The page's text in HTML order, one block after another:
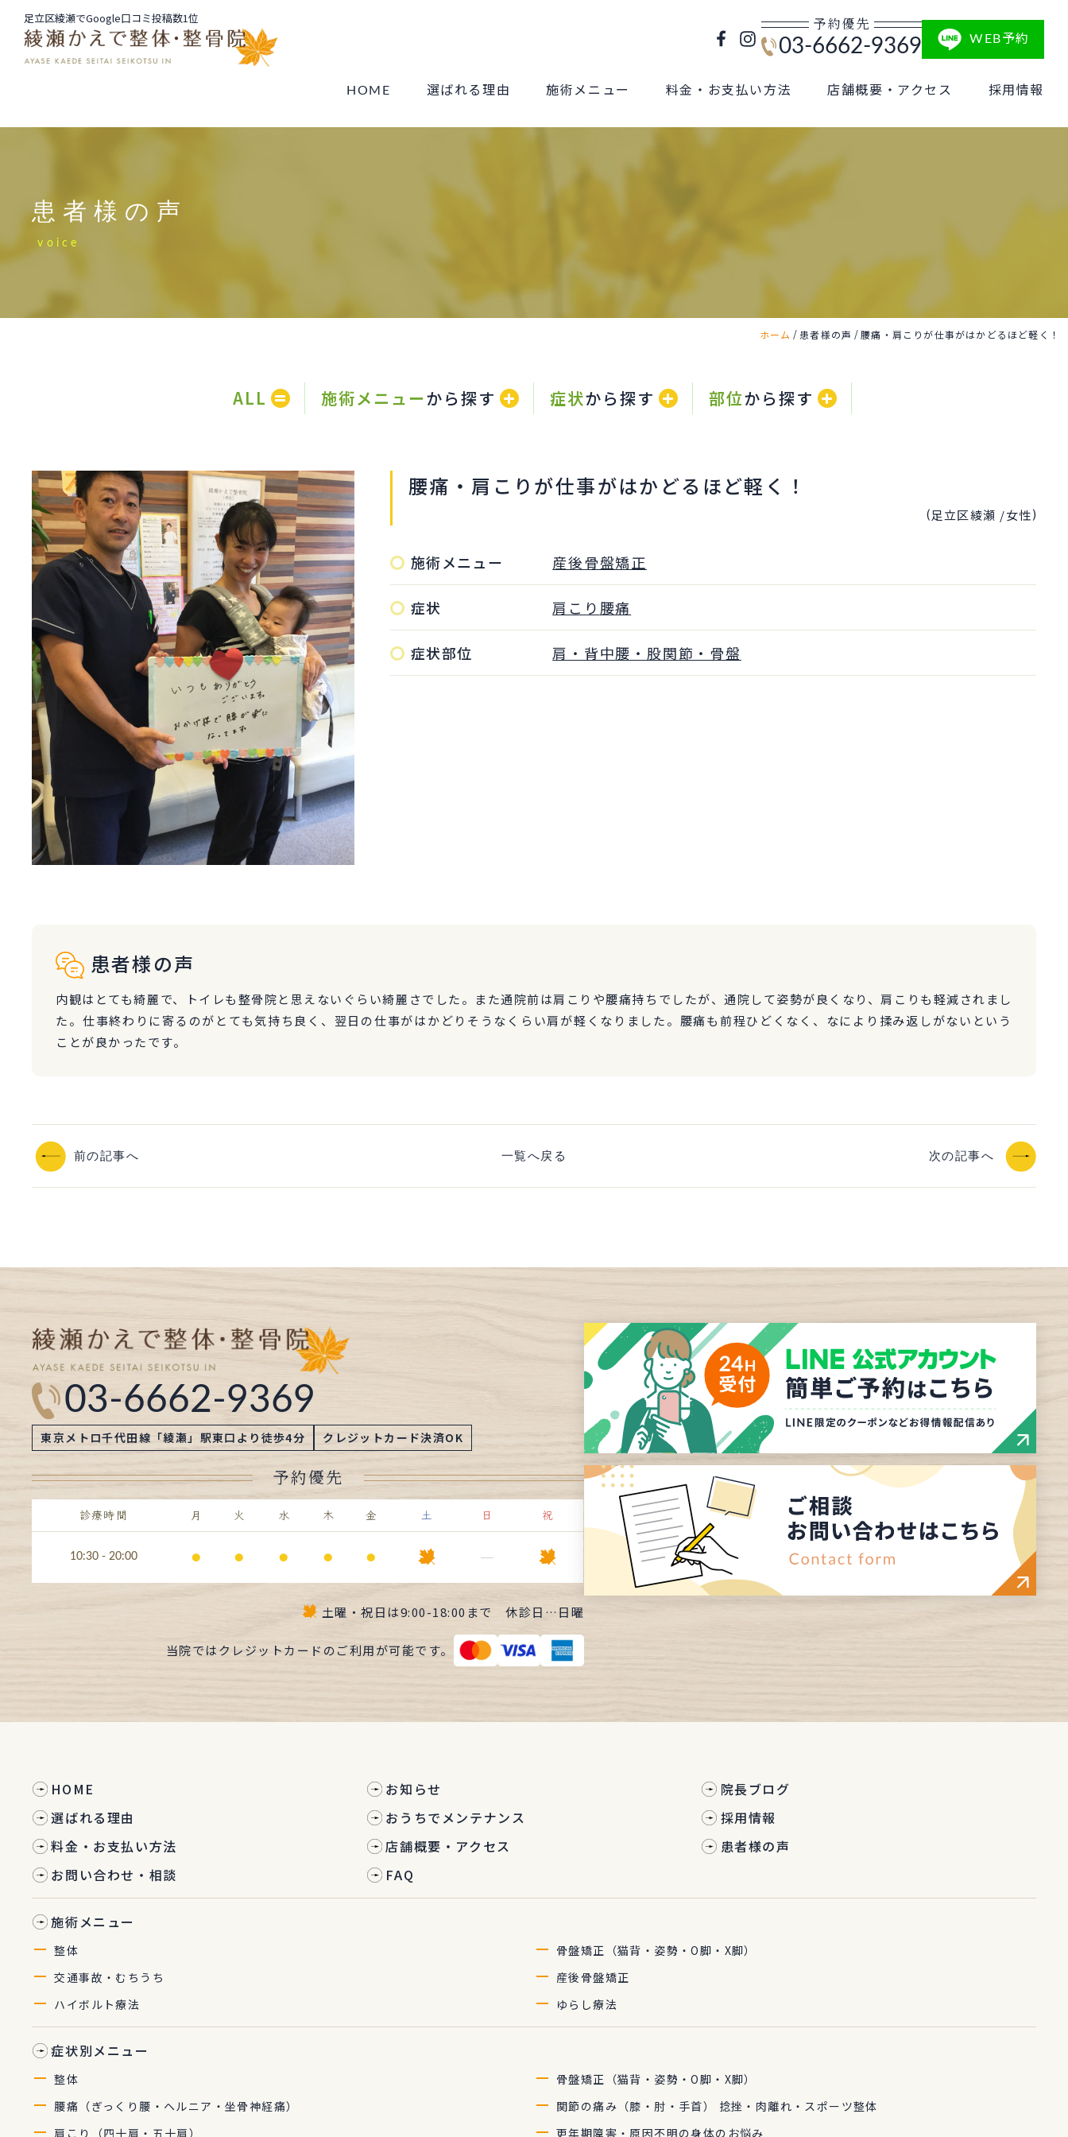
足立区綾瀬でGoogle口コミ投稿数1位 予約優先
03-6662-9369 WEB予約
HOME 選ばれる理由 施術メニュー 料金・お支払い方法 店舗概要・アクセス 採用情報
患者様の声
voice
ホーム / 患者様の声 /腰痛・肩こりが仕事がはかどるほど軽く！
ALL 施術メニューから探す 症状から探す 部位から探す
腰痛・肩こりが仕事がはかどるほど軽く！
(足立区綾瀬 /女性)
施術メニュー 産後骨盤矯正
症状 肩こり腰痛
症状部位 肩・背中腰・股関節・骨盤
患者様の声
内観はとても綺麗で、トイレも整骨院と思えないぐらい綺麗さでした。また通院前は肩こりや腰痛持ちでしたが、通院して姿勢が良くなり、肩こりも軽減されまし
た。仕事終わりに寄るのがとても気持ち良く、翌日の仕事がはかどりそうなくらい肩が軽くなりました。腰痛も前程ひどくなく、なにより揉み返しがないという
ことが良かったです。
前の記事へ 一覧へ戻る 次の記事へ
03-6662-9369
東京メトロ千代田線「綾瀬」駅東口より徒歩4分 クレジットカード決済OK
予約優先
診療時間 月 火 水 木 金 土 日 祝
10:30 - 20:00 ⚫︎ ⚫︎ ⚫︎ ⚫︎ ⚫︎ ー
土曜・祝日は9:00-18:00まで 休診日…日曜
当院ではクレジットカードのご利用が可能です。
HOME お知らせ
院長ブログ
選ばれる理由
おうちでメンテナンス
採用情報
料金・お支払い方法
店舗概要・アクセス
患者様の声
お問い合わせ・相談
FAQ
施術メニュー
整体
骨盤矯正（猫背・姿勢・O脚・X脚）
交通事故・むちうち
産後骨盤矯正
ハイボルト療法
ゆらし療法
症状別メニュー
整体
骨盤矯正（猫背・姿勢・O脚・X脚）
腰痛（ぎっくり腰・ヘルニア・坐骨神経痛）
関節の痛み（膝・肘・手首） 捻挫・肉離れ・スポーツ整体
肩こり（四十肩・五十肩）
更年期障害・原因不明の身体のお悩み